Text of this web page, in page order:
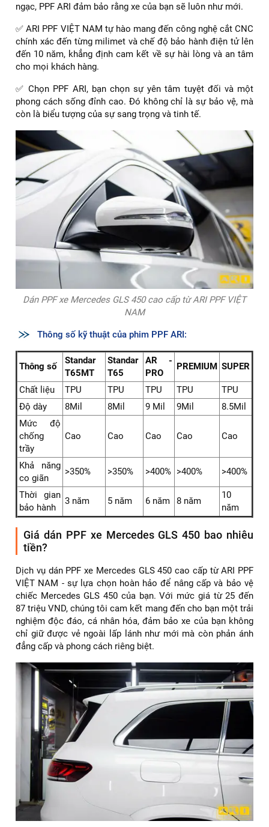
ngạc, PPF ARI đảm bảo rằng xe của bạn sẽ luôn như mới.
✅ ARI PPF VIỆT NAM tự hào mang đến công nghệ cắt CNC
chính xác đến từng milimet và chế độ bảo hành điện tử lên
đến 10 năm, khẳng định cam kết về sự hài lòng và an tâm
cho mọi khách hàng.
✅ Chọn PPF ARI, bạn chọn sự yên tâm tuyệt đối và một
phong cách sống đỉnh cao. Đó không chỉ là sự bảo vệ, mà
còn là biểu tượng của sự sang trọng và tinh tế.
Dán PPF xe Mercedes GLS 450 cao cấp từ ARI PPF VIỆT
NAM
Thông số kỹ thuật của phim PPF ARI:
Thông số
Standar
T65MT
Standar
T65
AR -
PRO
PREMIUM SUPER
Chất liệu TPU TPU TPU TPU
TPU
Độ dày
8Mil 8Mil 9 Mil 9Mil
8.5Mil
Mức độ
chống
trầy
Cao Cao Cao Cao Cao
Khả năng
co giãn
>350% >350% >400% >400% >400%
Thời gian
bảo hành
3 năm 5 năm 6 năm 8 năm
10
năm
Giá dán PPF xe Mercedes GLS 450 bao nhiêu
tiền?
Dịch vụ dán PPF xe Mercedes GLS 450 cao cấp từ ARI PPF
VIỆT NAM - sự lựa chọn hoàn hảo để nâng cấp và bảo vệ
chiếc Mercedes GLS 450 của bạn. Với mức giá từ 25 đến
87 triệu VND, chúng tôi cam kết mang đến cho bạn một trải
nghiệm độc đáo, cá nhân hóa, đảm bảo xe của bạn không
chỉ giữ được vẻ ngoài lấp lánh như mới mà còn phản ánh
đẳng cấp và phong cách riêng biệt.